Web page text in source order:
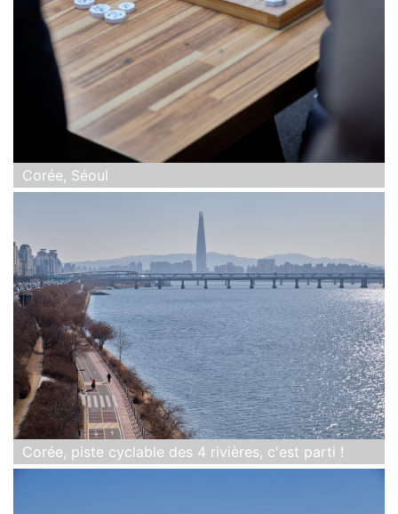
Corée, Séoul
Corée, piste cyclable des 4 rivières, c'est parti !